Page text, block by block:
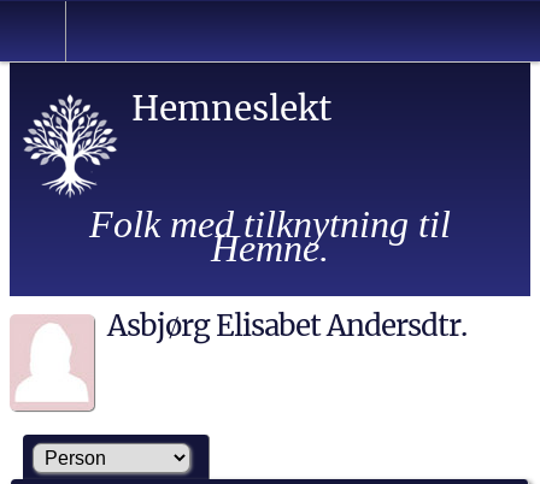
Hemneslekt
Folk med tilknytning til
Hemne.
Asbjørg Elisabet Andersdtr.